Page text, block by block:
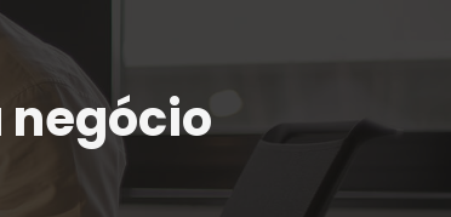
negócio